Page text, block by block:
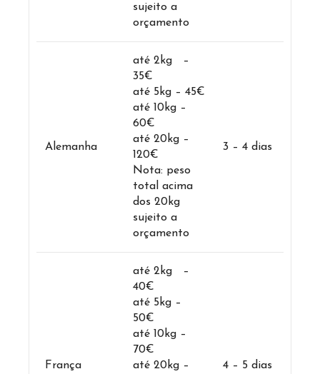
sujeito a
orçamento
Alemanha
até 2kg –
35€
até 5kg – 45€
até 10kg –
60€
até 20kg –
120€
Nota: peso
total acima
dos 20kg
sujeito a
orçamento
3 – 4 dias
França
até 2kg –
40€
até 5kg –
50€
até 10kg –
70€
até 20kg –
4 – 5 dias